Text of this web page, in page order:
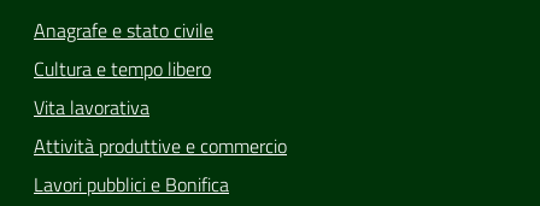
Anagrafe e stato civile
Cultura e tempo libero
Vita lavorativa
Attività produttive e commercio
Lavori pubblici e Bonifica